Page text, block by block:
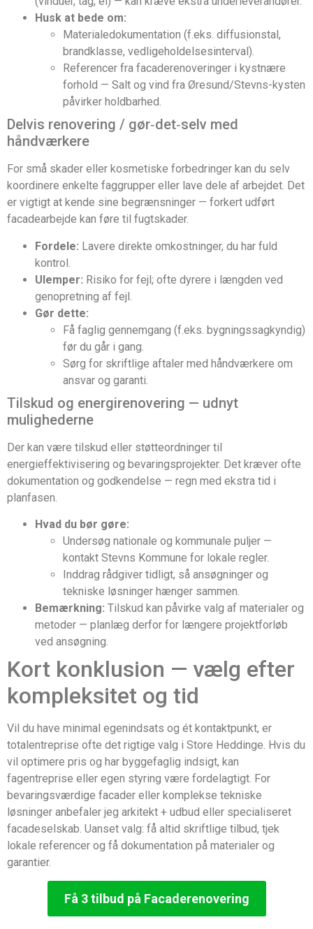
Husk at bede om:
Materialedokumentation (f.eks. diffusionstal,
brandklasse, vedligeholdelsesinterval).
Referencer fra facaderenoveringer i kystnære
forhold — Salt og vind fra Øresund/Stevns-kysten
påvirker holdbarhed.
Delvis renovering / gør‑det‑selv med
håndværkere
For små skader eller kosmetiske forbedringer kan du selv
koordinere enkelte faggrupper eller lave dele af arbejdet. Det
er vigtigt at kende sine begrænsninger — forkert udført
facadearbejde kan føre til fugtskader.
Fordele: Lavere direkte omkostninger, du har fuld
kontrol.
Ulemper: Risiko for fejl; ofte dyrere i længden ved
genopretning af fejl.
Gør dette:
Få faglig gennemgang (f.eks. bygningssagkyndig)
før du går i gang.
Sørg for skriftlige aftaler med håndværkere om
ansvar og garanti.
Tilskud og energirenovering — udnyt
mulighederne
Der kan være tilskud eller støtteordninger til
energieffektivisering og bevaringsprojekter. Det kræver ofte
dokumentation og godkendelse — regn med ekstra tid i
planfasen.
Hvad du bør gøre:
Undersøg nationale og kommunale puljer —
kontakt Stevns Kommune for lokale regler.
Inddrag rådgiver tidligt, så ansøgninger og
tekniske løsninger hænger sammen.
Bemærkning: Tilskud kan påvirke valg af materialer og
metoder — planlæg derfor for længere projektforløb
ved ansøgning.
Kort konklusion — vælg efter
kompleksitet og tid
Vil du have minimal egenindsats og ét kontaktpunkt, er
totalentreprise ofte det rigtige valg i Store Heddinge. Hvis du
vil optimere pris og har byggefaglig indsigt, kan
fagentreprise eller egen styring være fordelagtigt. For
bevaringsværdige facader eller komplekse tekniske
løsninger anbefaler jeg arkitekt + udbud eller specialiseret
facadeselskab. Uanset valg: få altid skriftlige tilbud, tjek
lokale referencer og få dokumentation på materialer og
garantier.
Få 3 tilbud på Facaderenovering